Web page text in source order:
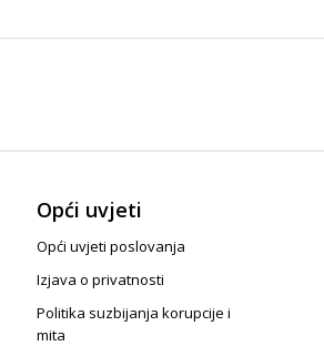
Opći uvjeti
Opći uvjeti poslovanja
Izjava o privatnosti
Politika suzbijanja korupcije i
mita